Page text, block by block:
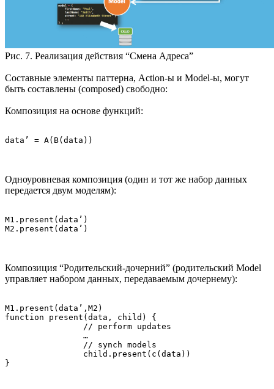
Рис. 7. Реализация действия “Смена Адреса”
Составные элементы паттерна, Action-ы и Model-ы, могут
быть составлены (composed) свободно:
Композиция на основе функций:
Одноуровневая композиция (один и тот же набор данных
передается двум моделям):
M1.present(data’)
Композиция “Родительский-дочерний” (родительский Model
управляет набором данных, передаваемым дочернему):
M1.present(data’,M2)
function present(data, child) {